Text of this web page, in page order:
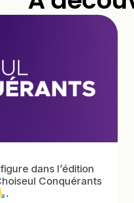
dans l’édition
Conquérants
.